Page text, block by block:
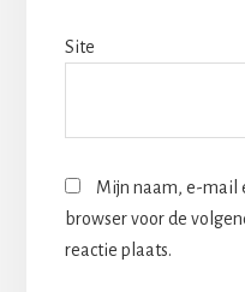
Site
Mijn naam, e-mail
browser voor de
reactie plaats.